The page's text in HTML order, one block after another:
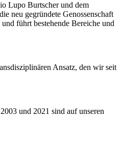
Lupo Burtscher und dem
neu gegründete Genossenschaft
führt bestehende Bereiche und
Ansatz, den wir seit
und 2021 sind auf unseren